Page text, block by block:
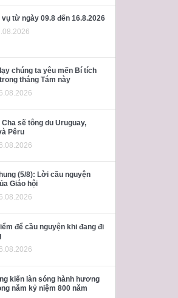
vụ từ ngày 09.8 đến 16.8.2026
chúng ta yêu mến Bí tích
tháng Tám này
sẽ tông du Uruguay,
Pêru
(5/8): Lời cầu nguyện
Giáo hội
để cầu nguyện khi đang đi
kiến làn sóng hành hương
năm kỷ niệm 800 năm